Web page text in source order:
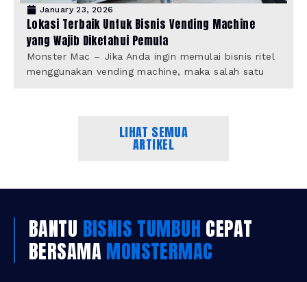
January 23, 2026
Lokasi Terbaik Untuk Bisnis Vending Machine
yang Wajib Diketahui Pemula
Monster Mac – Jika Anda ingin memulai bisnis ritel
menggunakan vending machine, maka salah satu
LIHAT SEMUA
ARTIKEL
BANTU BISNIS TUMBUH CEPAT
BERSAMAMONSTERMAC